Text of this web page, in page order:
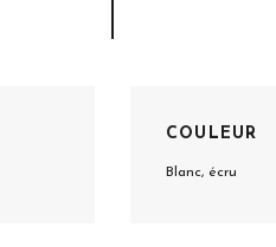
COULEUR
Blanc, écru